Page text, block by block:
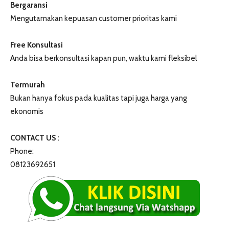
Bergaransi
Mengutamakan kepuasan customer prioritas kami
Free Konsultasi
Anda bisa berkonsultasi kapan pun, waktu kami fleksibel
Termurah
Bukan hanya fokus pada kualitas tapi juga harga yang
ekonomis
CONTACT US :
Phone:
08123692651